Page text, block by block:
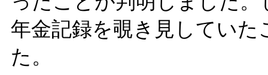
年金記録を覗き見してい
た。